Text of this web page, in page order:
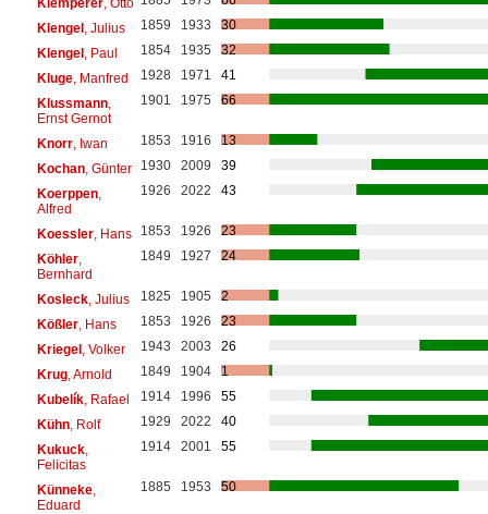
Klengel, Julius 1859 1933
30
Klengel, Paul 1854 1935
32
Kluge, Manfred 1928 1971
41
Klussmann,
Ernst Gernot
1901 1975 66
Knorr, Iwan 1853 1916
13
Kochan, Günter 1930 2009
39
Koerppen,
Alfred
1926 2022 43
Koessler, Hans 1853 1926
23
Köhler,
Bernhard
1849 1927 24
Kosleck, Julius 1825 1905
2
Kößler, Hans 1853 1926
23
Kriegel, Volker 1943 2003
26
Krug, Arnold 1849 1904
1
Kubelík, Rafael 1914 1996
55
Kühn, Rolf 1929 2022
40
Kukuck,
Felicitas
1914 2001 55
Künneke,
Eduard
1885 1953 50